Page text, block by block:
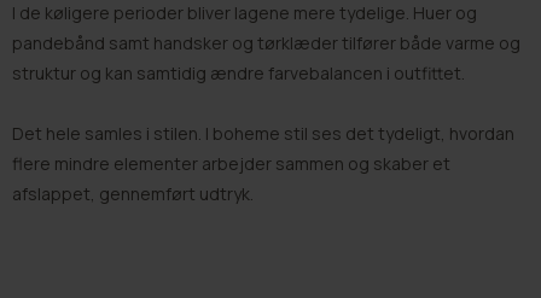
I de køligere perioder bliver lagene mere tydelige. Huer og
pandebånd samt handsker og tørklædertilfører både varme og
struktur og kan samtidig ændre farvebalancen i outfittet.
Det hele samles i stilen. I boheme stil ses det tydeligt, hvordan
flere mindre elementer arbejder sammen og skaber et
afslappet, gennemført udtryk.